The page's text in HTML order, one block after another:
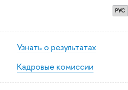
РУС
Узнать о результатах
Кадровые комиссии